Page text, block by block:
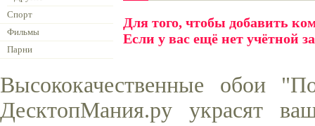
Спорт
Фильмы
Парни
Для того, чтобы добавить
Если у вас ещё нет учётной
Высококачественные обои
ДесктопМания.ру украсят